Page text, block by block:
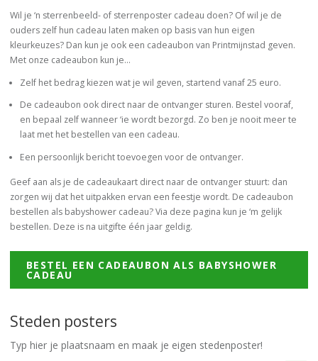
Wil je ‘n sterrenbeeld- of sterrenposter cadeau doen? Of wil je de
ouders zelf hun cadeau laten maken op basis van hun eigen
kleurkeuzes? Dan kun je ook een cadeaubon van Printmijnstad geven.
Met onze cadeaubon kun je…
Zelf het bedrag kiezen wat je wil geven, startend vanaf 25 euro.
De cadeaubon ook direct naar de ontvanger sturen. Bestel vooraf,
en bepaal zelf wanneer ‘ie wordt bezorgd. Zo ben je nooit meer te
laat met het bestellen van een cadeau.
Een persoonlijk bericht toevoegen voor de ontvanger.
Geef aan als je de cadeaukaart direct naar de ontvanger stuurt: dan
zorgen wij dat het uitpakken ervan een feestje wordt. De cadeaubon
bestellen als babyshower cadeau? Via deze pagina kun je ‘m gelijk
bestellen. Deze is na uitgifte één jaar geldig.
BESTEL EEN CADEAUBON ALS BABYSHOWER
CADEAU
Steden posters
Typ hier je plaatsnaam en maak je eigen stedenposter!